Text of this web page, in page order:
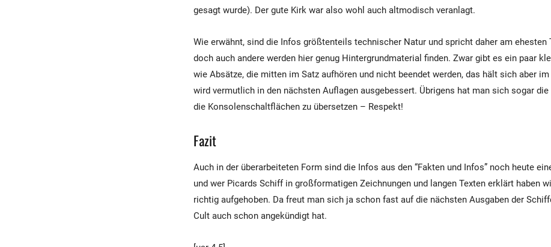
gesagt wurde). Der gute Kirk war also wohl auch altmodisch veranlagt.
Wie erwähnt, sind die Infos größtenteils technischer Natur und spricht daher am ehesten
doch auch andere werden hier genug Hintergrundmaterial finden. Zwar gibt es ein paar
wie Absätze, die mitten im Satz aufhören und nicht beendet werden, das hält sich aber im
wird vermutlich in den nächsten Auflagen ausgebessert. Übrigens hat man sich sogar die
die Konsolenschaltflächen zu übersetzen – Respekt!
Fazit
Auch in der überarbeiteten Form sind die Infos aus den “Fakten und Infos” noch heute
und wer Picards Schiff in großformatigen Zeichnungen und langen Texten erklärt haben
richtig aufgehoben. Da freut man sich ja schon fast auf die nächsten Ausgaben der
Cult auch schon angekündigt hat.